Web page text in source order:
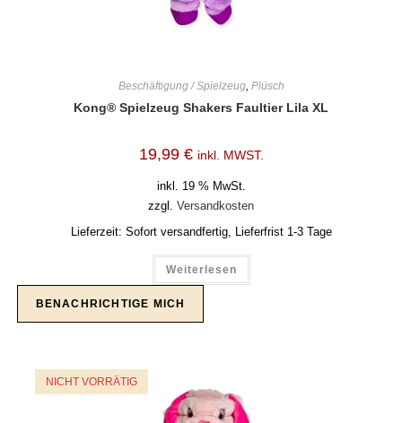
Beschäftigung / Spielzeug, Plüsch
Kong® Spielzeug Shakers Faultier Lila XL
19,99 € inkl. MWST.
inkl. 19 % MwSt.
zzgl. Versandkosten
Lieferzeit: Sofort versandfertig, Lieferfrist 1-3 Tage
Weiterlesen
NICHT VORRÄTIG